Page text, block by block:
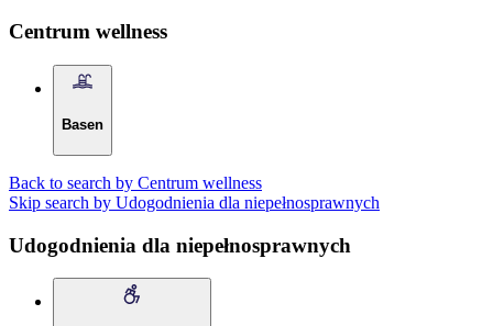
Centrum wellness
Basen
Back to search by Centrum wellness
Skip search by Udogodnienia dla niepełnosprawnych
Udogodnienia dla niepełnosprawnych